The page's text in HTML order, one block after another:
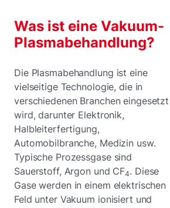
Was ist eine Vakuum-
Plasmabehandlung?
Die Plasmabehandlung ist eine
vielseitige Technologie, die in
verschiedenen Branchen eingesetzt
wird, darunter Elektronik,
Halbleiterfertigung,
Automobilbranche, Medizin usw.
Typische Prozessgase sind
Sauerstoff, Argon und CF4. Diese
Gase werden in einem elektrischen
Feld unter Vakuum ionisiert und